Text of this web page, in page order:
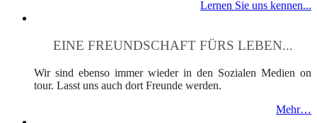
Lernen Sie uns kennen...
EINE FREUNDSCHAFT FÜRS LEBEN...
Wir sind ebenso immer wieder in den Sozialen Medien on
tour. Lasst uns auch dort Freunde werden.
Mehr…